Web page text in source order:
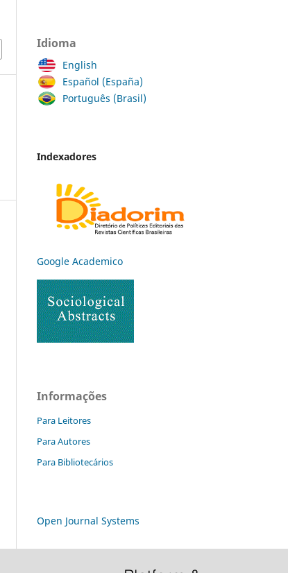
Idioma
English
Español (España)
Português (Brasil)
Indexadores
Google Academico
Informações
Para Leitores
Para Autores
Para Bibliotecários
Open Journal Systems